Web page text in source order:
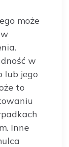
może
w
lub jego
to
Inne